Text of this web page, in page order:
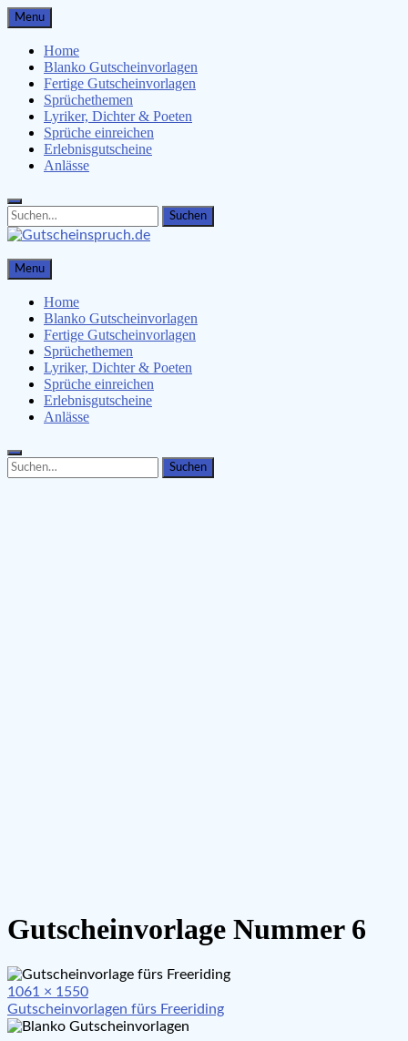
Skip
to
content
Menu
Home
Blanko Gutscheinvorlagen
Fertige Gutscheinvorlagen
Sprüchethemen
Lyriker, Dichter & Poeten
Sprüche einreichen
Erlebnisgutscheine
Anlässe
Search
for:
Search
Gutscheinspruch.de
Gutscheinsprüche & Gutscheinvorlagen finden
Menu
Home
Blanko Gutscheinvorlagen
Fertige Gutscheinvorlagen
Sprüchethemen
Lyriker, Dichter & Poeten
Sprüche einreichen
Erlebnisgutscheine
Anlässe
Search
for:
Search
Gutscheinvorlage Nummer 6
Full
size
1061 × 1550
Beitragsnavigation
Gutscheinvorlagen fürs Freeriding